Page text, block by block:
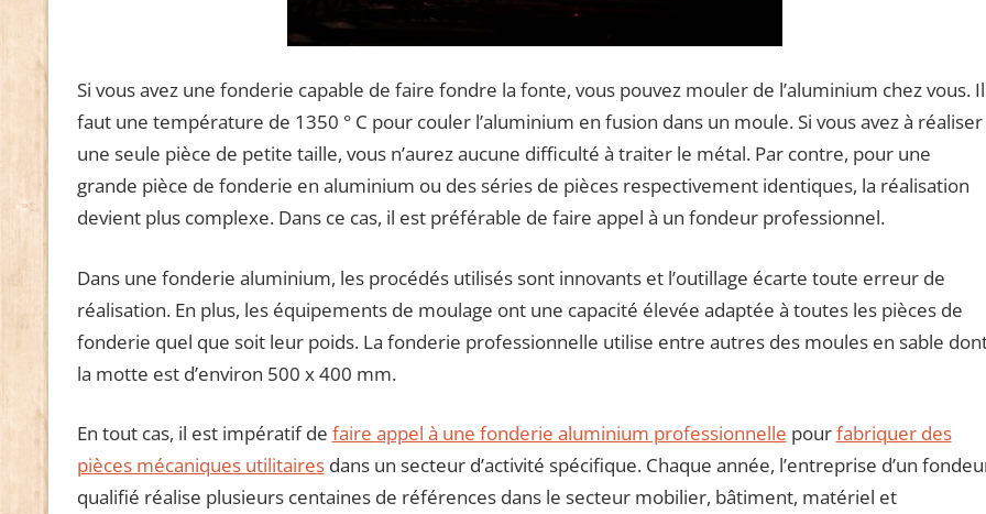
Si vous avez une fonderie capable de faire fondre la fonte, vous pouvez mouler de l’aluminium chez vous. Il
faut une température de 1350 ° C pour couler l’aluminium en fusion dans un moule. Si vous avez à réaliser
une seule pièce de petite taille, vous n’aurez aucune difficulté à traiter le métal. Par contre, pour une
grande pièce de fonderie en aluminium ou des séries de pièces respectivement identiques, la réalisation
devient plus complexe. Dans ce cas, il est préférable de faire appel à un fondeur professionnel.
Dans une fonderie aluminium, les procédés utilisés sont innovants et l’outillage écarte toute erreur de
réalisation. En plus, les équipements de moulage ont une capacité élevée adaptée à toutes les pièces de
fonderie quel que soit leur poids. La fonderie professionnelle utilise entre autres des moules en sable
la motte est d’environ 500 x 400 mm.
En tout cas, il est impératif de faire appel à une fonderie aluminium professionnelle pourfabriquer des
pièces mécaniques utilitairesdans un secteur d’activité spécifique. Chaque année, l’entreprise d’un
qualifié réalise plusieurs centaines de références dans le secteur mobilier, bâtiment, matériel et